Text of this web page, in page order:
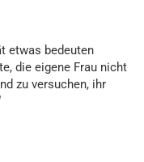
etwas bedeuten
die eigene Frau nicht
zu versuchen, ihr